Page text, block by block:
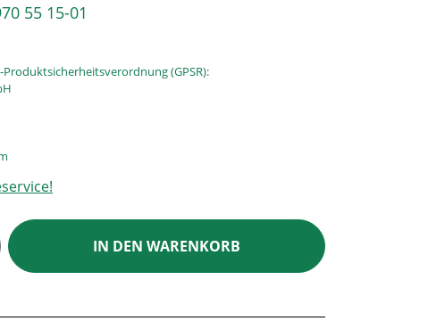
55 15-01
(GPSR):
den gewünschten Wert ein oder
IN DEN WARENKORB